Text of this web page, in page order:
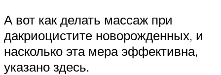
А вот как делать массаж при
дакриоцистите новорожденных, и
насколько эта мера эффективна,
указано здесь.